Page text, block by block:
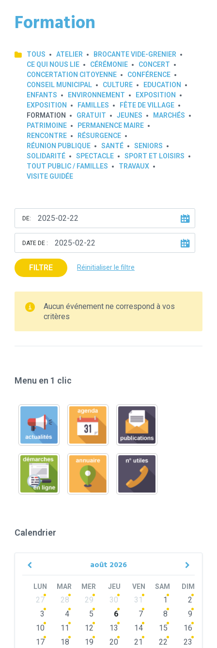
Formation
TOUS ATELIER
BROCANTE VIDE-GRENIER
CE QUI NOUS LIE
CÉRÉMONIE
CONCERT
CONCERTATION CITOYENNE
CONFÉRENCE
CONSEIL MUNICIPAL
CULTURE
EDUCATION
ENFANTS
ENVIRONNEMENT
EXPOSITION
EXPOSITION
FAMILLES
FÊTE DE VILLAGE
FORMATION
GRATUIT JEUNES
MARCHÉS
PATRIMOINE
PERMANENCE MAIRE
RENCONTRE
RÉSURGENCE
RÉUNION PUBLIQUE
SANTÉ
SENIORS
SOLIDARITÉ
SPECTACLE
SPORT ET LOISIRS
TOUT PUBLIC / FAMILLES
TRAVAUX
VISITE GUIDÉE
DE:
DATE DE :
FILTRE Réinitialiser le filtre
Aucun événement ne correspond à vos
critères
Menu en 1 clic
Calendrier
août 2026
Previous
LUN MAR MER JEU VEN SAM DIM
Skip
calendar
27 28 29 30 31 1
2
3
4 5 6 7 8
9
10
11 12 13 14 15
16
17
18 19 20 21 22
23